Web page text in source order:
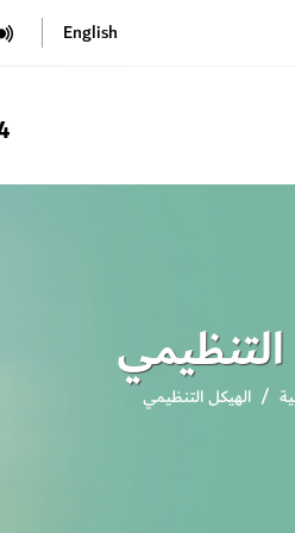
English
الهيكل التنظيمي